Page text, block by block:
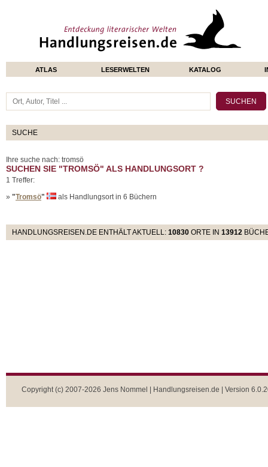
ATLAS LESERWELTEN KATALOG
SUCHE
Ihre suche nach: tromsö
SUCHEN SIE "TROMSÖ" ALS HANDLUNGSORT ?
1 Treffer:
» "Tromsö" als Handlungsort in 6 Büchern
HANDLUNGSREISEN.DE ENTHÄLT AKTUELL: 10830 ORTE IN 13912
Copyright (c) 2007-2026 Jens Nommel | Handlungsreisen.de | Version